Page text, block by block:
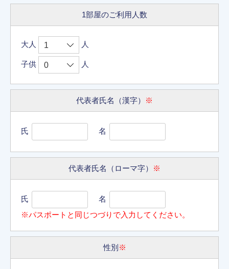
1部屋のご利用人数
大人 人
子供 人
代表者氏名（漢字） ※
氏 名
代表者氏名（ローマ字） ※
氏
名
※パスポートと同じつづりで入力してください。
性別 ※